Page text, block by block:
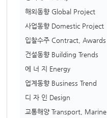
해외동향 Global Project
사업동향 Domestic Project
입찰수주 Contract, Awards
건설동향 Building Trends
에 너 지 Energy
업계동향 Business Trend
디 자 인 Design
교통해양 Transport, Marine